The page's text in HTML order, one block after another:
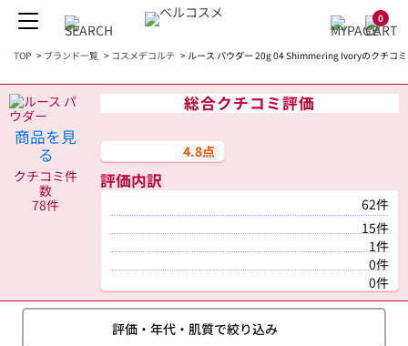
0
TOP > ブランド一覧 > コスメデコルテ >ルース パウダー 20g 04 Shimmering Ivoryのクチコミ
商品を見
る
クチコミ件
数
78件
総合クチコミ評価
4.8点
評価内訳
62件
15件
1件
0件
0件
評価・年代・肌質で絞り込み